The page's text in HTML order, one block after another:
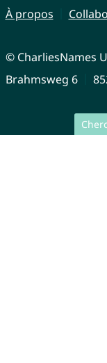
À propos
© CharliesNames
Brahmsweg 6